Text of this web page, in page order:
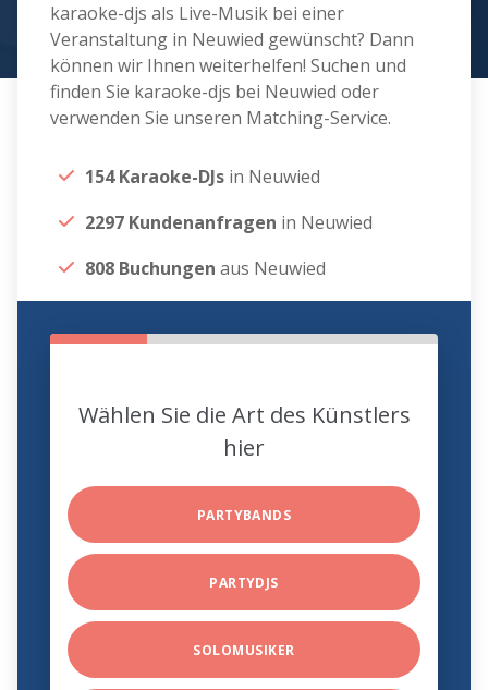
karaoke-djs als Live-Musik bei einer
Veranstaltung in Neuwied gewünscht? Dann
können wir Ihnen weiterhelfen! Suchen und
finden Sie karaoke-djs bei Neuwied oder
verwenden Sie unseren Matching-Service.
154 Karaoke-DJs in Neuwied
2297 Kundenanfragen in Neuwied
808 Buchungen aus Neuwied
Wählen Sie die Art des Künstlers
hier
PARTYBANDS
PARTYDJS
SOLOMUSIKER